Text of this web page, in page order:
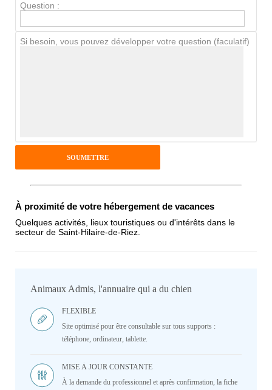
Antispam - Combien font 7x4 (en
chiffres) :
Question :
Si besoin, vous pouvez développer votre question (faculatif)
À proximité de votre hébergement de vacances
Quelques activités, lieux touristiques ou d'intérêts dans le
secteur de Saint-Hilaire-de-Riez.
Animaux Admis, l'annuaire qui a du chien
FLEXIBLE
Site optimisé pour être consultable sur tous supports :
téléphone, ordinateur, tablette.
MISE À JOUR CONSTANTE
À la demande du professionnel et après confirmation, la fiche